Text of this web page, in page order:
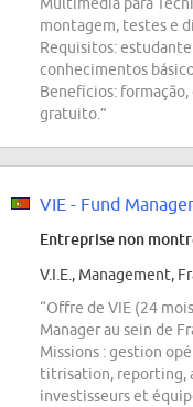
montagem, testes e
Requisitos:
conhecimentos
Benefícios:
gratuito.”
VIE - Fund
Entreprise non
V.I.E., Management,
“Offre de VIE (24
Manager au sein de
Missions : gestion
titrisation, reporting,
investisseurs et